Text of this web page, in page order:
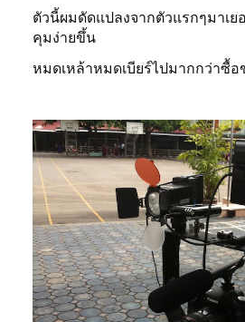
ตัวนี้ผมดัดแปลงจากตัวแรกๆมาเย
คุมง่ายขึ้น
หมดเหล้าหมดเบียร์ไปมากกว่าซื้อ